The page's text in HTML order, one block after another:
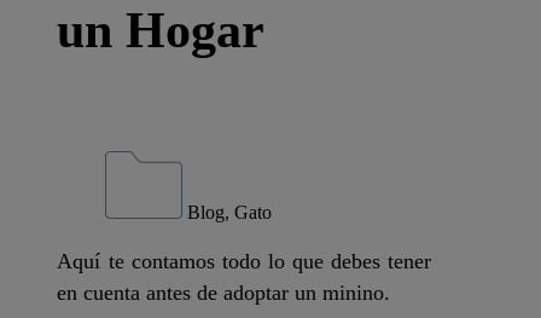
un Hogar
Blog, Gato
Aquí te contamos todo lo que debes tener
en cuenta antes de adoptar un minino.